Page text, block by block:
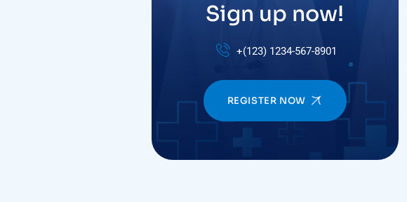
Sign up now!
+(123) 1234-567-8901
REGISTER NOW